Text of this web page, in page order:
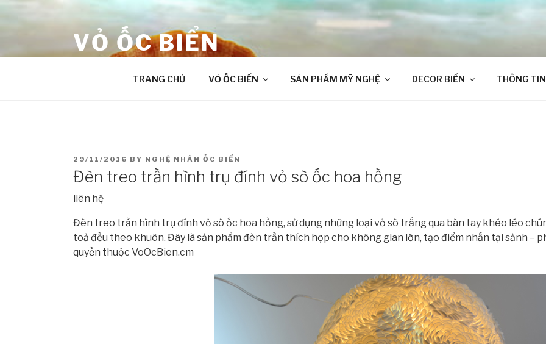
VỎ ỐC BIỂN
TRANG CHỦ VỎ ỐC BIỂN SẢN PHẨM MỸ NGHỆ DECOR BIỂN THÔNG TIN
POSTED
ON
29/11/2016 BY NGHỆ NHÂN ỐC BIỂN
Đèn treo trần hình trụ đính vỏ sò ốc hoa hồng
liên hệ
Đèn treo trần hình trụ đính vỏ sò ốc hoa hồng, sử dụng những loại vỏ sò trắng qua bàn tay khéo léo
toả đều theo khuôn. Đây là sản phẩm đèn trần thích hợp cho không gian lớn, tạo điểm nhấn tại sảnh –
quyền thuộc VoOcBien.cm